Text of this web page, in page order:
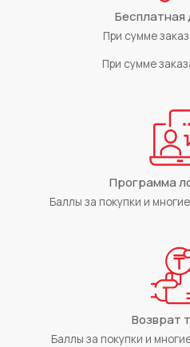
Бесплатная
При сумме
При сумме
Программа
Баллы за покупки и
Возврат
Баллы за покупки и